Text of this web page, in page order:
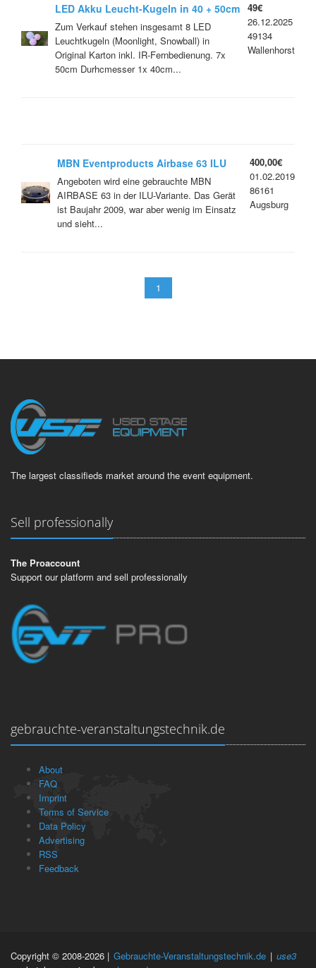
LED Akku Leucht-Kugeln in 40 + 50cm
Zum Verkauf stehen insgesamt 8 LED
Leuchtkugeln (Moonlight, Snowball) in
Original Karton inkl. IR-Fernbedienung. 7x
50cm Durhcmesser 1x 40cm...
49€
26.12.2025
49134
Wallenhorst
MBN Eventproducts Airbase 63 ILU
(mit leichtem Gehäuseschaden)
Angeboten wird eine gebrauchte MBN
AIRBASE 63 in der ILU-Variante. Das Gerät
ist Baujahr 2009, war aber wenig im Einsatz
und sieht...
400,00€
01.02.2019
86161
Augsburg
1
The largest classifieds market around the event equipment.
Sell professionally
The Proaccount
Support our platform and sell professionally
gebrauchte-veranstaltungstechnik.de
About
FAQ
Imprint
Terms of Service
Data Policy
Advertising
RSS
Feedback
Copyright © 2008-2026 | Gebrauchte-Veranstaltungstechnik.de | use3